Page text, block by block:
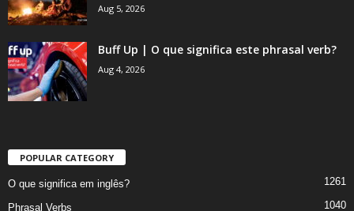
Aug 5, 2026
Buff Up | O que significa este phrasal verb?
Aug 4, 2026
POPULAR CATEGORY
O que significa em inglês? 1261
Phrasal Verbs 1040